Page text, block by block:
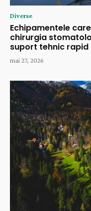
Diverse
Echipamentele
chirurgia
suport tehnic rapid
mai 27, 2026